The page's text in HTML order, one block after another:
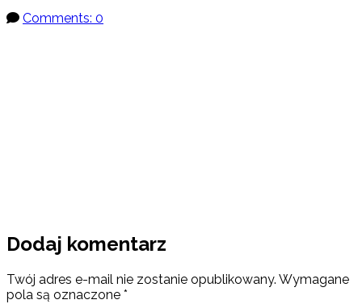
Comments: 0
Dodaj komentarz
Twój adres e-mail nie zostanie opublikowany. Wymagane
pola są oznaczone *